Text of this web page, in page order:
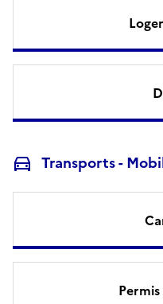
Transports -